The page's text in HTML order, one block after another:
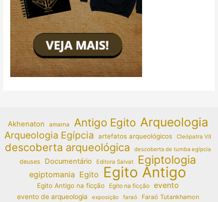
Akhenaton amarna Antigo Egito Arqueologia
Arqueologia Egípcia artefatos arqueológicos Cleópatra VII
descoberta arqueológica descoberta de tumba egípcia
deuses Documentário Editora Salvat Egiptologia
egiptomania Egito Egito Antigo
Egito Antigo na ficção Egito na ficção evento
evento de arqueologia exposição faraó Faraó Tutankhamon